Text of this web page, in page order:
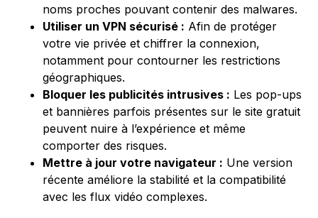
noms proches pouvant contenir des malwares.
Utiliser un VPN sécurisé : Afin de protéger
votre vie privée et chiffrer la connexion,
notamment pour contourner les restrictions
géographiques.
Bloquer les publicités intrusives : Les pop-ups
et bannières parfois présentes sur le site gratuit
peuvent nuire à l’expérience et même
comporter des risques.
Mettre à jour votre navigateur : Une version
récente améliore la stabilité et la compatibilité
avec les flux vidéo complexes.